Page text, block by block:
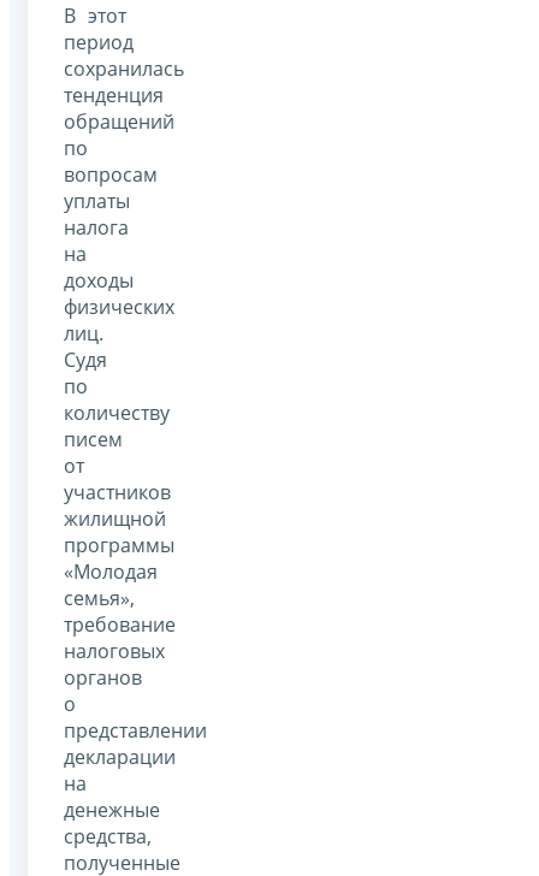
В этот
период
сохранилась
тенденция
обращений
по
вопросам
уплаты
налога
на
доходы
физических
лиц.
Судя
по
количеству
писем
от
участников
жилищной
программы
«Молодая
семья»,
требование
налоговых
органов
о
представлении
декларации
на
денежные
средства,
полученные